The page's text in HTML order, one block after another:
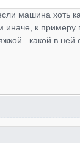
машина хоть
к примеру
в